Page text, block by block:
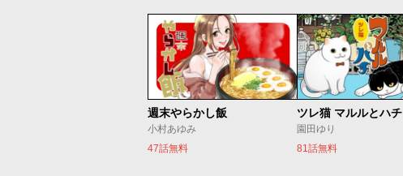
週末やらかし飯
小村あゆみ
47話無料
ツレ猫 マルルとハチ
園田ゆり
81話無料